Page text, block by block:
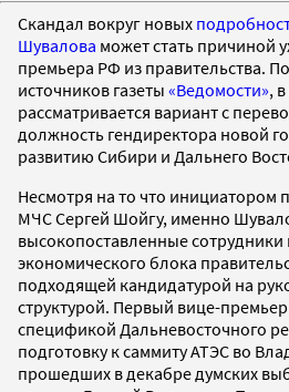
Скандал вокруг новых
Шувалова может стать причиной
премьера РФ из правительства.
источников газеты «Ведомости»,
рассматривается вариант с
должность гендиректора новой
развитию Сибири и Дальнего
Несмотря на то что инициатором
МЧС Сергей Шойгу, именно
высокопоставленные сотрудники
экономического блока
подходящей кандидатурой на
структурой. Первый вице-
спецификой Дальневосточного
подготовку к саммиту АТЭС во
прошедших в декабре думских